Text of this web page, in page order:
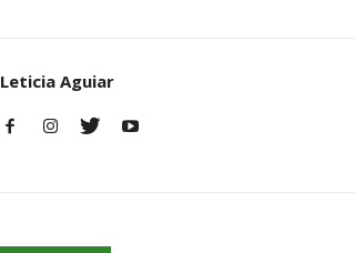
Leticia Aguiar